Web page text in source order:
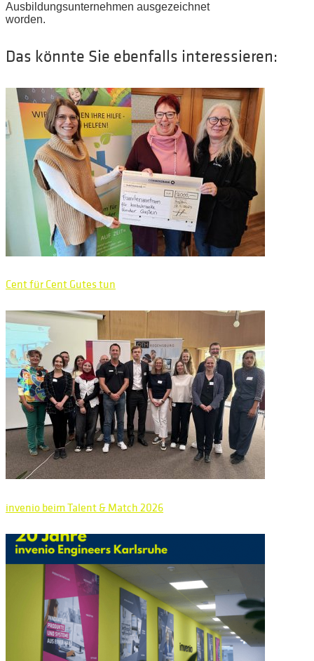
Ausbildungsunternehmen ausgezeichnet
worden.
Das könnte Sie ebenfalls interessieren:
Cent für Cent Gutes tun
invenio beim Talent & Match 2026